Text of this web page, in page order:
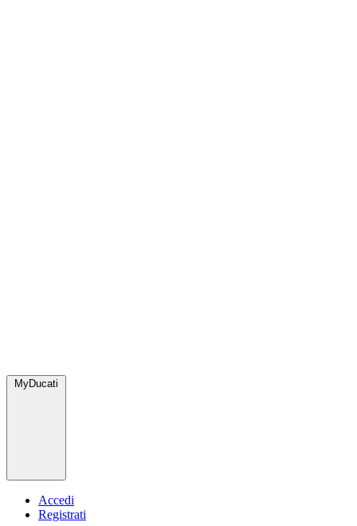
MyDucati
Accedi
Registrati